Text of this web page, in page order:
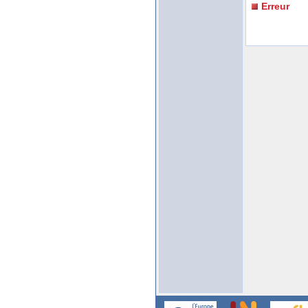
Erreur